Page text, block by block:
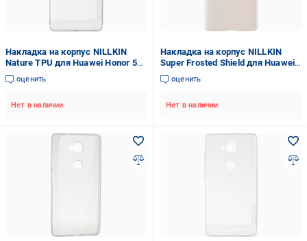
Накладка на корпус NILLKIN
Nature TPU для Huawei Honor 5X
(GR5) grey (6283973)
оценить
Нет в наличии
Накладка на корпус NILLKIN
Super Frosted Shield для Huawei
Honor 5X (GR5) (6279900)
оценить
Нет в наличии